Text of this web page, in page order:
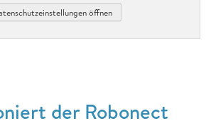
öffnen
der Robonect